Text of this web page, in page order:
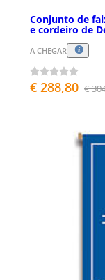
Conjunto de
e cordeiro de
A CHEGAR
€ 288,80 €